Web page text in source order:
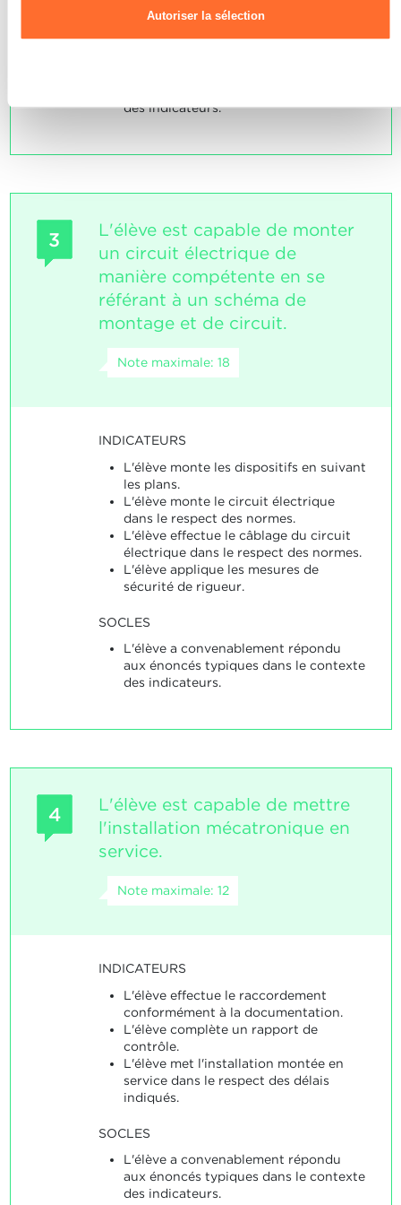
Autoriser la sélection
vigueur en matière de sécurité.
des indicateurs.
3
L'élève est capable de monter
un circuit électrique de
manière compétente en se
référant à un schéma de
montage et de circuit.
Note maximale: 18
INDICATEURS
L'élève monte les dispositifs en suivant
les plans.
L'élève monte le circuit électrique
dans le respect des normes.
L'élève effectue le câblage du circuit
électrique dans le respect des normes.
L'élève applique les mesures de
sécurité de rigueur.
SOCLES
L'élève a convenablement répondu
aux énoncés typiques dans le contexte
des indicateurs.
4
L'élève est capable de mettre
l'installation mécatronique en
service.
Note maximale: 12
INDICATEURS
L'élève effectue le raccordement
conformément à la documentation.
L'élève complète un rapport de
contrôle.
L'élève met l'installation montée en
service dans le respect des délais
indiqués.
SOCLES
L'élève a convenablement répondu
aux énoncés typiques dans le contexte
des indicateurs.